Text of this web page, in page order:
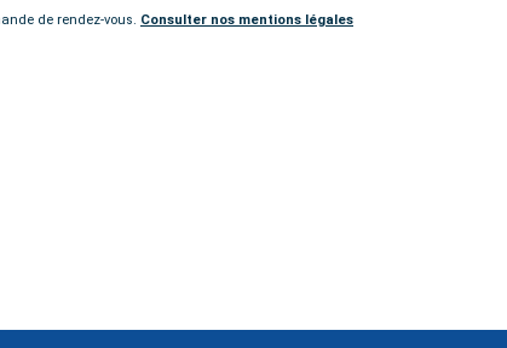
de rendez-vous. Consulter nos mentions légales